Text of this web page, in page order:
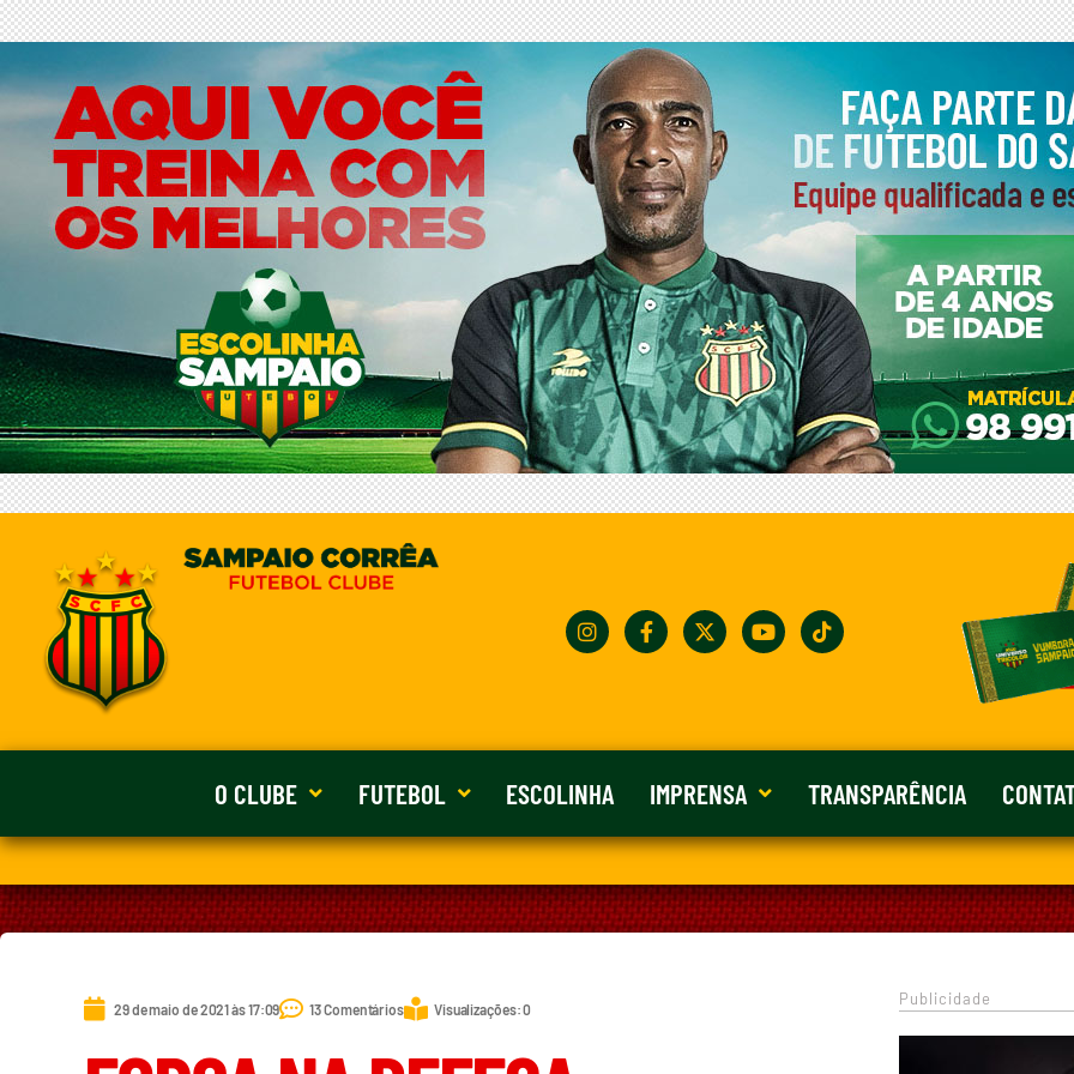
O CLUBE FUTEBOL ESCOLINHA IMPRENSA TRANSPARÊNCIA
29 de maio de 2021 às 17:09 13 Comentários Visualizações: 0
Publicidade